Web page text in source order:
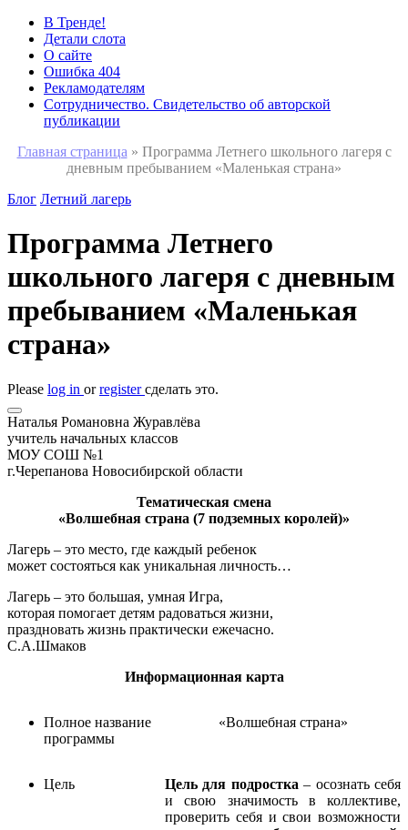
В Тренде!
Детали слота
О сайте
Ошибка 404
Рекламодателям
Сотрудничество. Свидетельство об авторской
публикации
Главная страница » Программа Летнего школьного лагеря с
дневным пребыванием «Маленькая страна»
Блог Летний лагерь
Программа Летнего
школьного лагеря с дневным
пребыванием «Маленькая
страна»
Please log in orregisterсделать это.
Наталья Романовна Журавлёва
учитель начальных классов
МОУ СОШ №1
г.Черепанова Новосибирской области
Тематическая смена
«Волшебная страна (7 подземных королей)»
Лагерь – это место, где каждый ребенок
может состояться как уникальная личность…
Лагерь – это большая, умная Игра,
которая помогает детям радоваться жизни,
праздновать жизнь практически ежечасно.
С.А.Шмаков
Информационная карта
Полное название
программы
«Волшебная страна»
Цель Цель для подростка – осознать себя
и свою значимость в коллективе,
проверить себя и свои возможности